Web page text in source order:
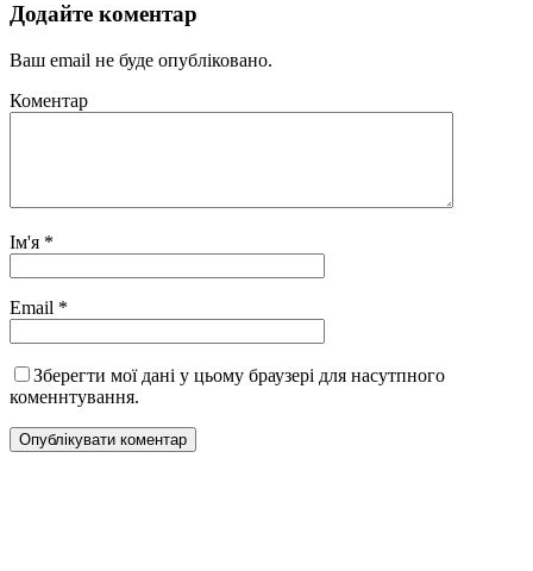
Додайте коментар
Ваш email не буде опубліковано.
Коментар
Ім'я *
Email *
Зберегти мої дані у цьому браузері для насутпного
коменнтування.